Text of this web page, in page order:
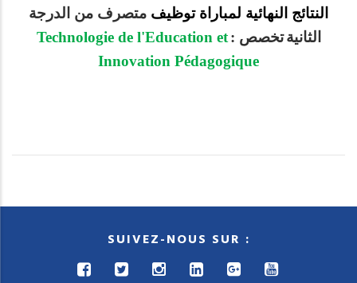
النتائج النهائية لمباراة توظيف متصرف من الدرجة
الثانية تخصص : Technologie de l'Education et
Innovation Pédagogique
SUIVEZ-NOUS SUR :